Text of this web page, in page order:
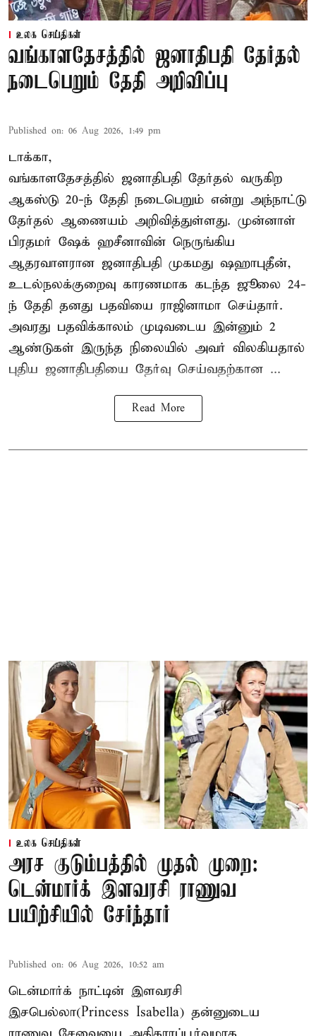
உலக செய்திகள்
வங்காளதேசத்தில் ஜனாதிபதி தேர்தல்
நடைபெறும் தேதி அறிவிப்பு
Published on: 06 Aug 2026, 1:49 pm
டாக்கா,
வங்காளதேசத்தில் ஜனாதிபதி தேர்தல் வருகிற
ஆகஸ்டு 20-ந் தேதி நடைபெறும் என்று அந்நாட்டு
தேர்தல் ஆணையம் அறிவித்துள்ளது. முன்னாள்
பிரதமர் ஷேக் ஹசீனாவின் நெருங்கிய
ஆதரவாளரான ஜனாதிபதி முகமது ஷஹாபுதீன்,
உடல்நலக்குறைவு காரணமாக கடந்த ஜூலை 24-
ந் தேதி தனது பதவியை ராஜினாமா செய்தார்.
அவரது பதவிக்காலம் முடிவடைய இன்னும் 2
ஆண்டுகள் இருந்த நிலையில் அவர் விலகியதால்
புதிய ஜனாதிபதியை தேர்வு செய்வதற்கான ...
Read More
உலக செய்திகள்
அரச குடும்பத்தில் முதல் முறை:
டென்மார்க் இளவரசி ராணுவ
பயிற்சியில் சேர்ந்தார்
Published on: 06 Aug 2026, 10:52 am
டென்மார்க் நாட்டின் இளவரசி
இசபெல்லா(Princess Isabella) தன்னுடைய